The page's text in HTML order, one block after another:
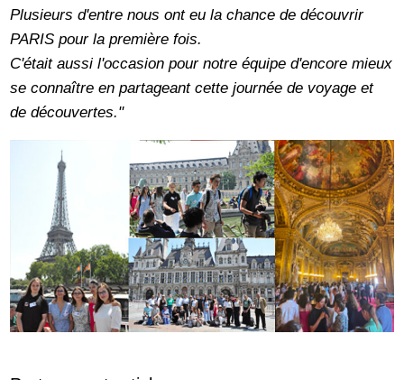
Plusieurs d'entre nous ont eu la chance de découvrir
PARIS pour la première fois.
C'était aussi l'occasion pour notre équipe d'encore mieux
se connaître en partageant cette journée de voyage et
de découvertes."